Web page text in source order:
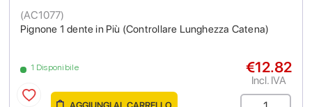
Pignone 1 dente in Più (Controllare Lunghezza Catena)
(AC1077)
1 Disponibile €12.82
Incl. IVA